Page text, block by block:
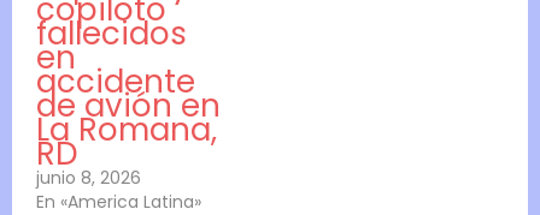
copiloto
fallecidos
en
accidente
de avión en
La Romana,
RD
junio 8, 2026
En «America Latina»